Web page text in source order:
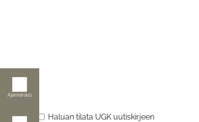
Ajanvaraus
Haluan tilata UGK uutiskirjeen